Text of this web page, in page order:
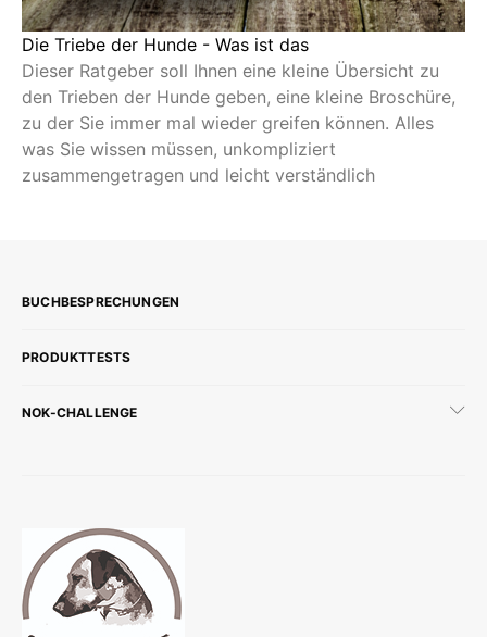
Die Triebe der Hunde - Was ist das
Dieser Ratgeber soll Ihnen eine kleine Übersicht zu
den Trieben der Hunde geben, eine kleine Broschüre,
zu der Sie immer mal wieder greifen können. Alles
was Sie wissen müssen, unkompliziert
zusammengetragen und leicht verständlich
BUCHBESPRECHUNGEN
PRODUKTTESTS
NOK-CHALLENGE